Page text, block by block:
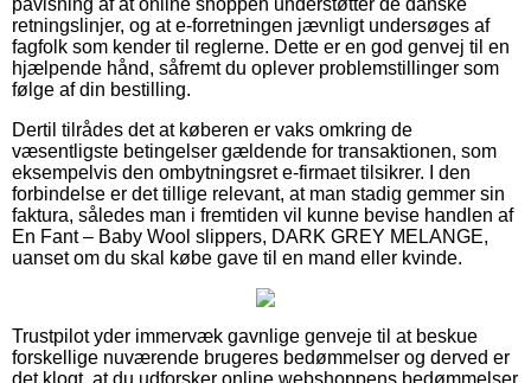
retningslinjer, og at e-forretningen jævnligt undersøges af
fagfolk som kender til reglerne. Dette er en god genvej til en
hjælpende hånd, såfremt du oplever problemstillinger som
følge af din bestilling.
Dertil tilrådes det at køberen er vaks omkring de
væsentligste betingelser gældende for transaktionen, som
eksempelvis den ombytningsret e-firmaet tilsikrer. I den
forbindelse er det tillige relevant, at man stadig gemmer sin
faktura, således man i fremtiden vil kunne bevise handlen af
En Fant – Baby Wool slippers, DARK GREY MELANGE,
uanset om du skal købe gave til en mand eller kvinde.
Trustpilot yder immervæk gavnlige genveje til at beskue
forskellige nuværende brugeres bedømmelser og derved er
det klogt, at du udforsker online webshoppens bedømmelser